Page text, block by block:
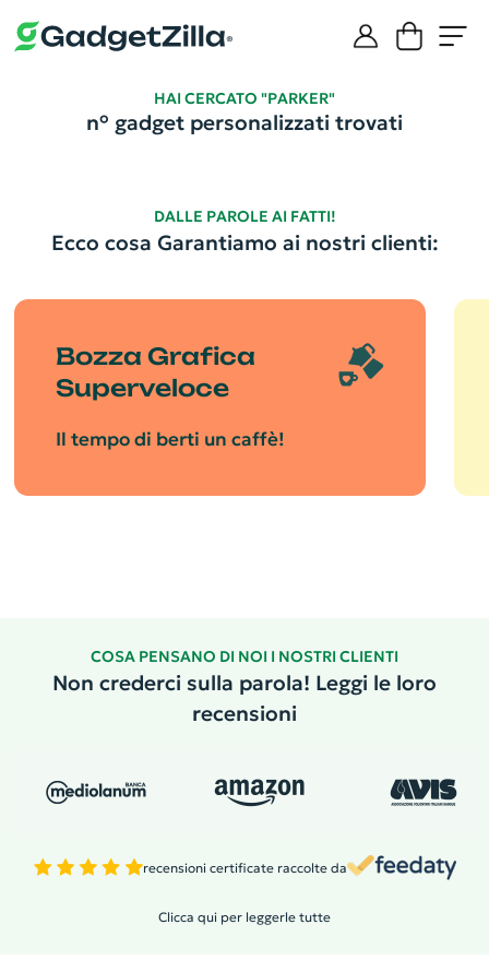
HAI CERCATO "PARKER"
n° gadget personalizzati trovati
DALLE PAROLE AI FATTI!
Ecco cosa Garantiamo ai nostri clienti:
Bozza Grafica
Superveloce
Il tempo di berti un caffè!
COSA PENSANO DI NOI I NOSTRI CLIENTI
Non crederci sulla parola! Leggi le loro
recensioni
recensioni certificate raccolte da
Clicca qui per leggerle tutte